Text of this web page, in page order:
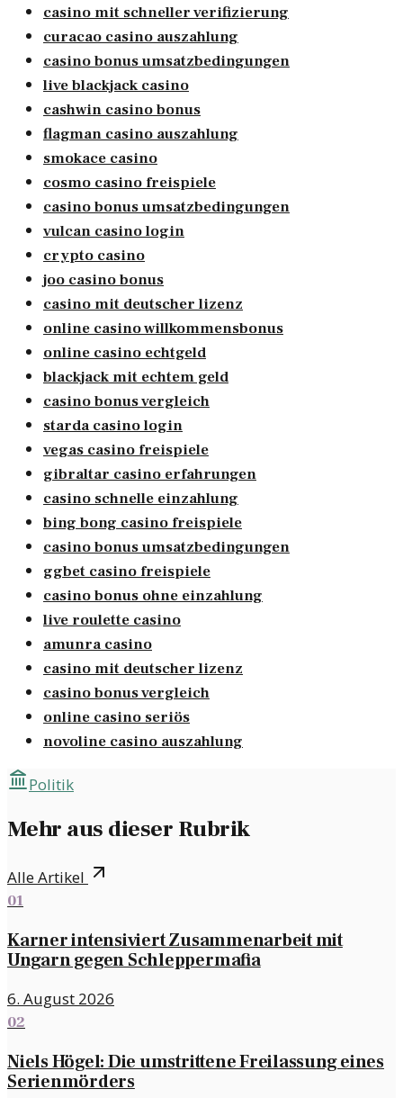
casino mit schneller verifizierung
curacao casino auszahlung
casino bonus umsatzbedingungen
live blackjack casino
cashwin casino bonus
flagman casino auszahlung
smokace casino
cosmo casino freispiele
casino bonus umsatzbedingungen
vulcan casino login
crypto casino
joo casino bonus
casino mit deutscher lizenz
online casino willkommensbonus
online casino echtgeld
blackjack mit echtem geld
casino bonus vergleich
starda casino login
vegas casino freispiele
gibraltar casino erfahrungen
casino schnelle einzahlung
bing bong casino freispiele
casino bonus umsatzbedingungen
ggbet casino freispiele
casino bonus ohne einzahlung
live roulette casino
amunra casino
casino mit deutscher lizenz
casino bonus vergleich
online casino seriös
novoline casino auszahlung
Politik
Mehr aus dieser Rubrik
Alle Artikel
01
Karner intensiviert Zusammenarbeit mit
Ungarn gegen Schleppermafia
6. August 2026
02
Niels Högel: Die umstrittene Freilassung eines
Serienmörders